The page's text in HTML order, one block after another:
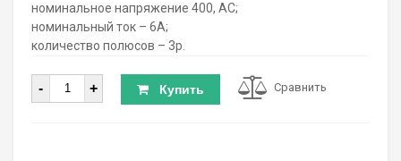
номинальное напряжение 400, AC;
номинальный ток – 6А;
количество полюсов – 3р.
Количество
- + Купить Сравнить